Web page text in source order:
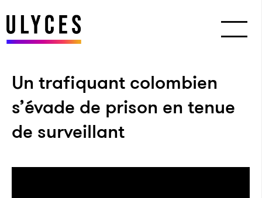
Un trafiquant colombien
s’évade de prison en tenue
de surveillant